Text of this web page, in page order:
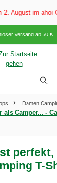
im ahoi
Versand ab 60 €
Damen
als Camper... -
perfekt,
T-